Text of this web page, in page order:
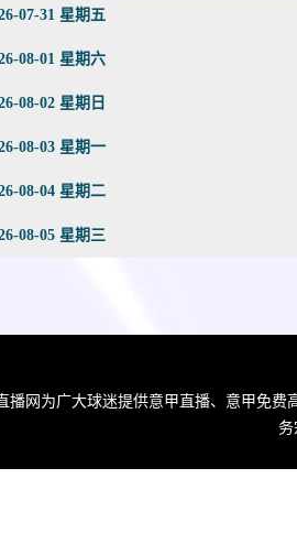
07-31 星期五
08-01 星期六
08-02 星期日
08-03 星期一
08-04 星期二
08-05 星期三
播网为广大球迷提供意甲直播、意甲免费
务